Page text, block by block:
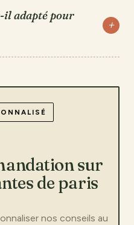
il adapté pour
sur
de paris
nos conseils au